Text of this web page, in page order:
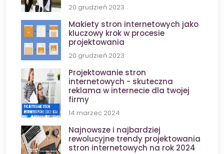
20 grudzień 2023
Makiety stron internetowych jako
kluczowy krok w procesie
projektowania
20 grudzień 2023
Projektowanie stron
internetowych - skuteczna
reklama w internecie dla twojej
firmy
14 marzec 2024
Najnowsze i najbardziej
rewolucyjne trendy projektowania
stron internetowych na rok 2024